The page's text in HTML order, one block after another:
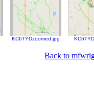
KC6TYDzoomed.jpg
Back to